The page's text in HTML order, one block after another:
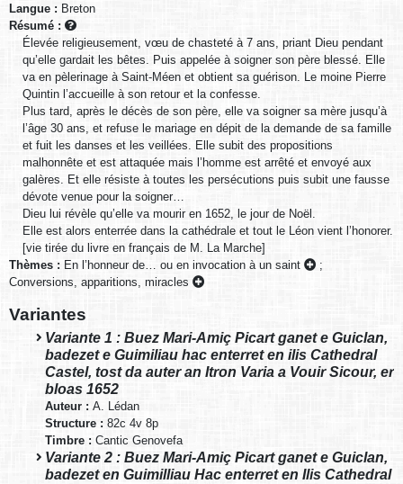
Langue : Breton
Résumé :
Élevée religieusement, vœu de chasteté à 7 ans, priant Dieu pendant
qu’elle gardait les bêtes. Puis appelée à soigner son père blessé. Elle
va en pèlerinage à Saint-Méen et obtient sa guérison. Le moine Pierre
Quintin l’accueille à son retour et la confesse.
Plus tard, après le décès de son père, elle va soigner sa mère jusqu’à
l’âge 30 ans, et refuse le mariage en dépit de la demande de sa famille
et fuit les danses et les veillées. Elle subit des propositions
malhonnête et est attaquée mais l’homme est arrêté et envoyé aux
galères. Et elle résiste à toutes les persécutions puis subit une fausse
dévote venue pour la soigner…
Dieu lui révèle qu’elle va mourir en 1652, le jour de Noël.
Elle est alors enterrée dans la cathédrale et tout le Léon vient l’honorer.
[vie tirée du livre en français de M. La Marche]
Thèmes : En l’honneur de… ou en invocation à un saint
;
Conversions, apparitions, miracles
Variantes
Variante 1 : Buez Mari-Amiç Picart ganet e Guiclan,
badezet e Guimiliau hac enterret en ilis Cathedral
Castel, tost da auter an Itron Varia a Vouir Sicour, er
bloas 1652
Auteur : A. Lédan
Structure : 82c 4v 8p
Timbre : Cantic Genovefa
Variante 2 : Buez Mari-Amiç Picart ganet e Guiclan,
badezet en Guimilliau Hac enterret en Ilis Cathedral